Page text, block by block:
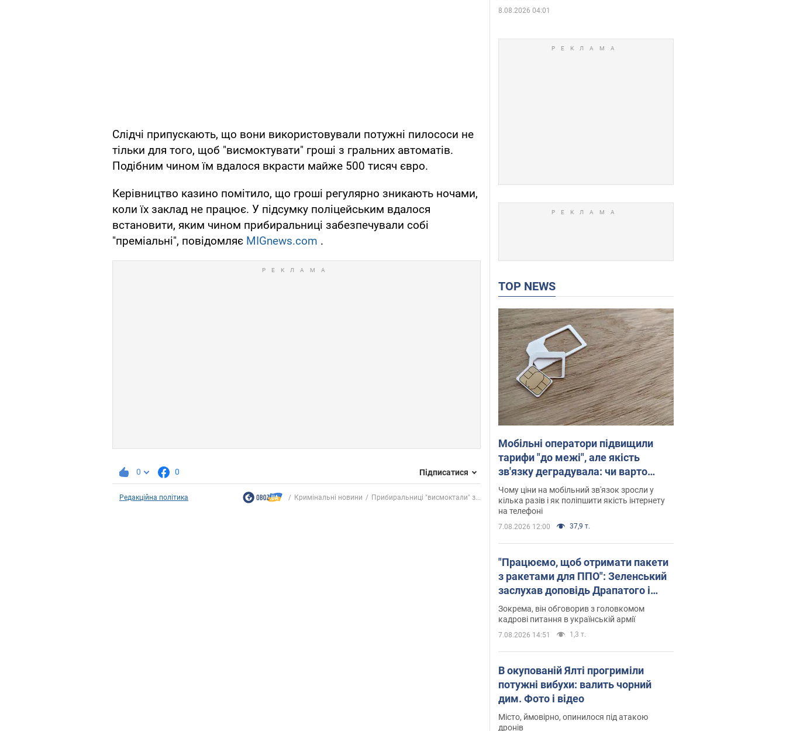
Слідчі припускають, що вони використовували потужні пилососи не
тільки для того, щоб "висмоктувати" гроші з гральних автоматів.
Подібним чином їм вдалося вкрасти майже 500 тисяч євро.
Керівництво казино помітило, що гроші регулярно зникають ночами,
коли їх заклад не працює. У підсумку поліцейським вдалося
встановити, яким чином прибиральниці забезпечували собі
"преміальні", повідомляє MIGnews.com .
0 0 Підписатися
Редакційна політика Кримінальні новини Прибиральниці "висмоктали" з...
8.08.2026 04:01
TOP NEWS
Мобільні оператори підвищили
тарифи "до межі", але якість
зв'язку деградувала: чи варто
скаржитись на ціни
Чому ціни на мобільний зв'язок зросли у
кілька разів і як поліпшити якість інтернету
на телефоні
7.08.2026 12:00 37,9 т.
"Працюємо, щоб отримати пакети
з ракетами для ППО": Зеленський
заслухав доповідь Драпатого і
анонсував нові кроки
Зокрема, він обговорив з головкомом
кадрові питання в українській армії
7.08.2026 14:51 1,3 т.
В окупованій Ялті прогриміли
потужні вибухи: валить чорний
дим. Фото і відео
Місто, ймовірно, опинилося під атакою
дронів